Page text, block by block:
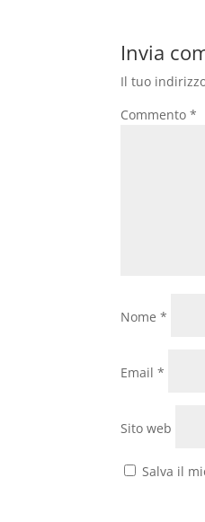
Invia
Il tuo
Commento*
Nome*
Email*
Sito web
Salva il